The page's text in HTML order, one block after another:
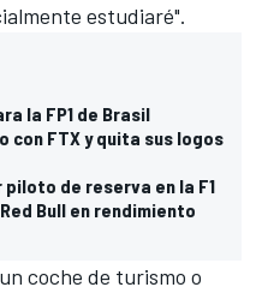
estudiaré".
la FP1 de Brasil
con FTX y quita sus logos
de reserva en la F1
Bull en rendimiento
coche de turismo o